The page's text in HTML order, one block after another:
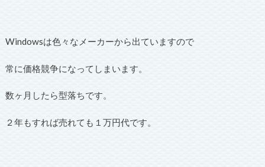
Windowsは色々なメーカーから出ていますので
常に価格競争になってしまいます。
数ヶ月したら型落ちです。
２年もすれば売れても１万円代です。